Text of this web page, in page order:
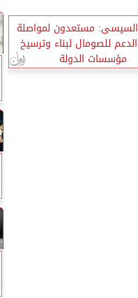
السيسى: مستعدون لمواصلة
للصومال لبناء وترسيخ
مؤسسات الدولة